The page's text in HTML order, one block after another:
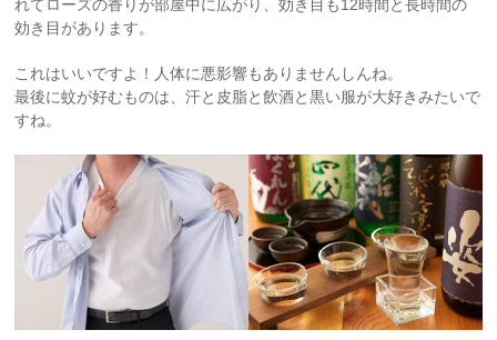
れてローズの香りが部屋中に広がり、効き目も12時間と長時間の
効き目があります。
これはいいですよ！人体に悪影響もありませんしんね。
最後に蚊が好むものは、汗と皮脂と飲酒と黒い服が大好きみたいで
すね。